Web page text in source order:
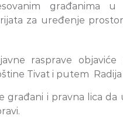
građanima u
za uređenje
rasprave
Tivat i putem Radija
građani i pravna lica